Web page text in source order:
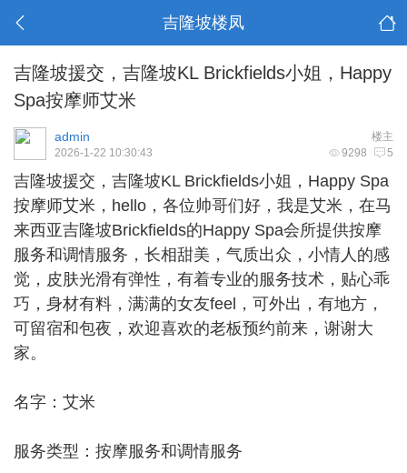
吉隆坡楼凤
吉隆坡援交，吉隆坡KL Brickfields小姐，Happy
Spa按摩师艾米
楼主
admin
9298 5
2026-1-22 10:30:43
吉隆坡援交 ，吉隆坡KL Brickfields小姐，Happy Spa
按摩师艾米，hello，各位帅哥们好，我是艾米，在马
来西亚吉隆坡Brickfields的Happy Spa会所提供按摩
服务和调情服务，长相甜美，气质出众，小情人的感
觉，皮肤光滑有弹性，有着专业的服务技术，贴心乖
巧，身材有料，满满的女友feel，可外出，有地方，
可留宿和包夜，欢迎喜欢的老板预约前来，谢谢大
家。
名字：艾米
服务类型：按摩服务和调情服务